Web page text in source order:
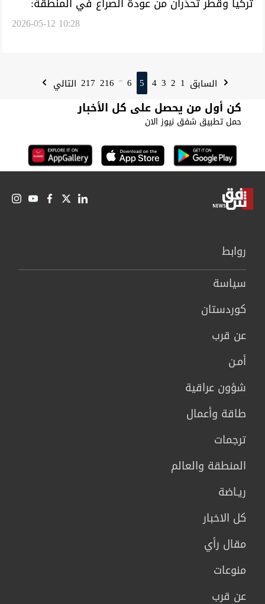
2026-05-12 10:28
السابق 1
2
3
4
5
6
...
216
217 التالي
كن أول من يحصل على كل الأخبار
حمل تطبيق شفق نيوز الان
روابط
سیاسة
كوردستان
عن قرب
أمـن
شؤون عراقية
طاقة وأعمال
ترجمات
المنطقة والعالم
ريـاضة
كل الاخبار
مقال رأي
منوعات
عن قرب